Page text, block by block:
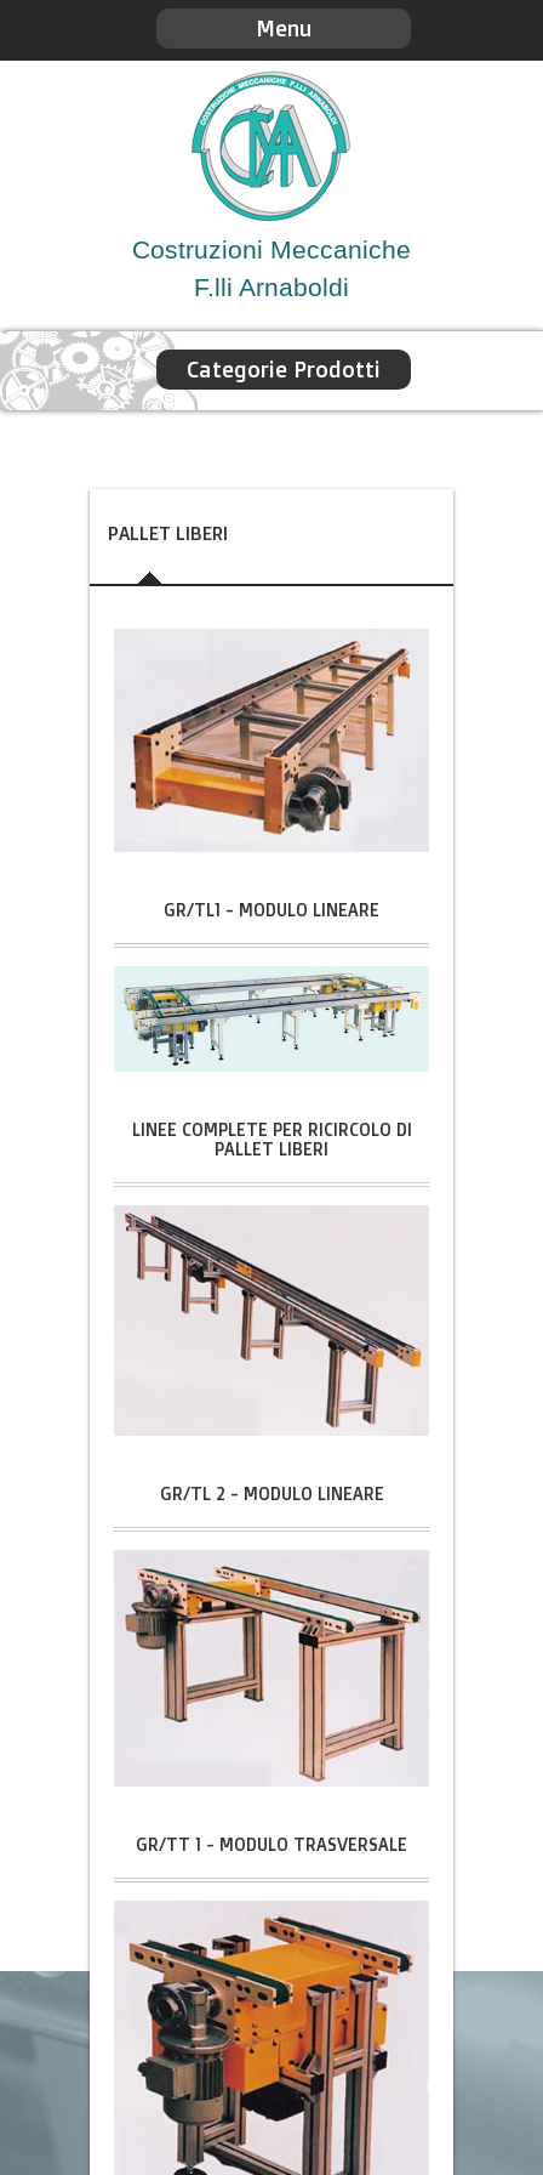
Menu
Costruzioni Meccaniche
F.lli Arnaboldi
Categorie Prodotti
PALLET LIBERI
GR/TL1 - MODULO LINEARE
LINEE COMPLETE PER RICIRCOLO DI
PALLET LIBERI
GR/TL 2 - MODULO LINEARE
GR/TT 1 - MODULO TRASVERSALE